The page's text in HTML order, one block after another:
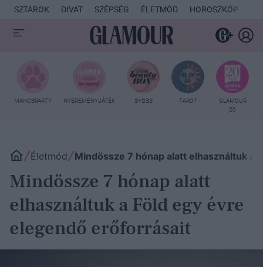
SZTÁROK DIVAT SZÉPSÉG ÉLETMÓD HOROSZKÓP
MANCSPARTY NYEREMÉNYJÁTÉK SYOSS TAROT
GLAMOUR
20
Életmód Mindössze 7 hónap alatt elhasználtuk a
Mindössze 7 hónap alatt
elhasználtuk a Föld egy évre
elegendő erőforrásait